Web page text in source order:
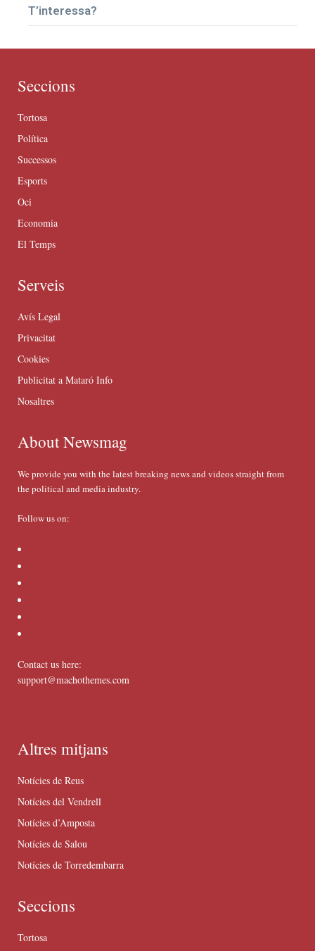
T’interessa?
Seccions
Tortosa
Política
Successos
Esports
Oci
Economia
El Temps
Serveis
Avís Legal
Privacitat
Cookies
Publicitat a Mataró Info
Nosaltres
About Newsmag
We provide you with the latest breaking news and videos straight from
the political and media industry.
Follow us on:
Contact us here:
support@machothemes.com
Altres mitjans
Notícies de Reus
Notícies del Vendrell
Notícies d’Amposta
Notícies de Salou
Notícies de Torredembarra
Seccions
Tortosa